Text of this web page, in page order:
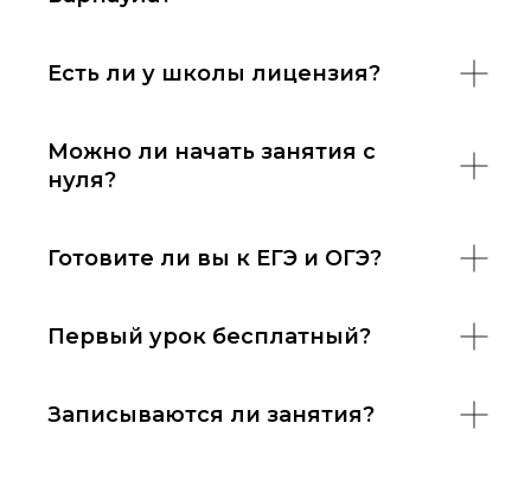
Есть ли у школы лицензия?
Можно ли начать занятия с
нуля?
Готовите ли вы к ЕГЭ и ОГЭ?
Первый урок бесплатный?
Записываются ли занятия?